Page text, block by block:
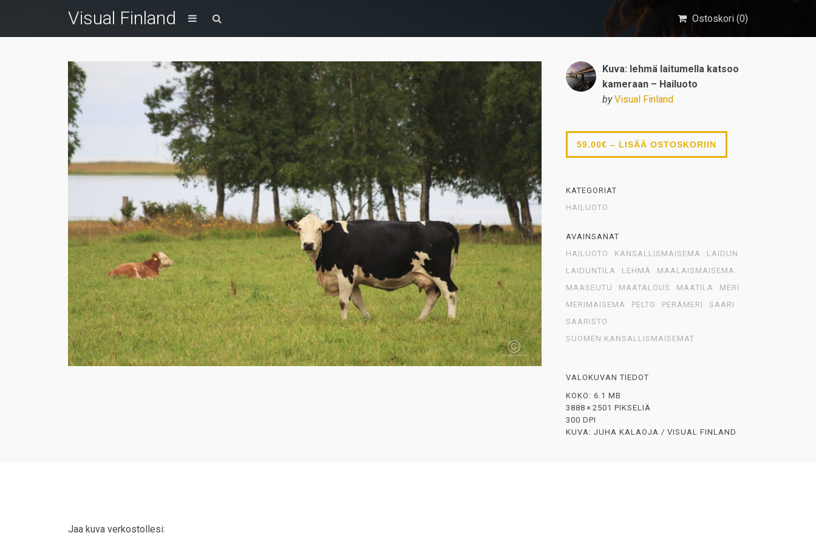
Visual Finland Ostoskori (0)
Kuva: lehmä laitumella katsoo
kameraan – Hailuoto
by Visual Finland
59.00€ – LISÄÄ OSTOSKORIIN
KATEGORIAT
HAILUOTO
AVAINSANAT
HAILUOTO
KANSALLISMAISEMA
LAIDUN
LAIDUNTILA
LEHMÄ
MAALAISMAISEMA
MAASEUTU
MAATALOUS MAATILA
MERI
MERIMAISEMA
PELTO PERÄMERI
SAARI
SAARISTO
SUOMEN KANSALLISMAISEMAT
VALOKUVAN TIEDOT
KOKO: 6.1 MB
3888 × 2501 PIKSELIÄ
300 DPI
KUVA: JUHA KALAOJA / VISUAL FINLAND
Jaa kuva verkostollesi: